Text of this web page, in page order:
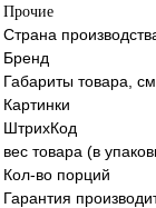
Прочие
Страна
Бренд
Габариты товара,
Картинки
ШтрихКод
вес товара (в
Кол-во порций
Гарантия